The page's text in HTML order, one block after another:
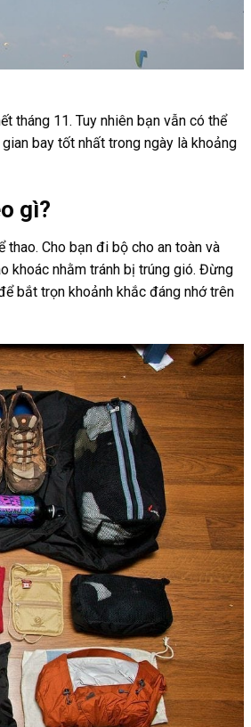
tháng 11. Tuy nhiên bạn vẫn có thể
bay tốt nhất trong ngày là khoảng
gì?
Cho bạn đi bộ cho an toàn và
khoác nhằm tránh bị trúng gió. Đừng
bắt trọn khoảnh khắc đáng nhớ trên